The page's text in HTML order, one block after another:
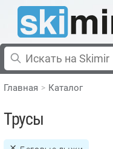
Главная Каталог
Трусы